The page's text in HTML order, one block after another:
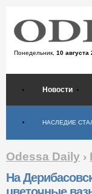
Понедельник, 10 августа
Новости
НАСЛЕДИЕ
Odessa Daily ›
На